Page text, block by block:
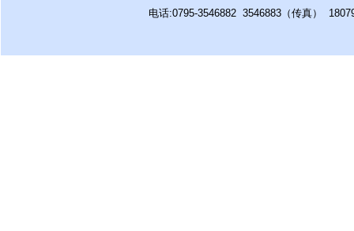
电话:0795-3546882 3546883（传真）